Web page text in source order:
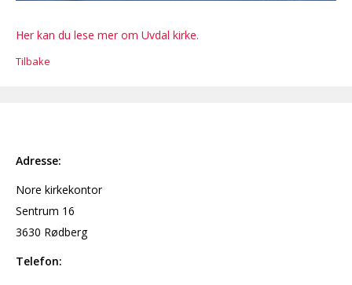
Her kan du lese mer om Uvdal kirke.
Tilbake
Adresse:
Nore kirkekontor
Sentrum 16
3630 Rødberg
Telefon: